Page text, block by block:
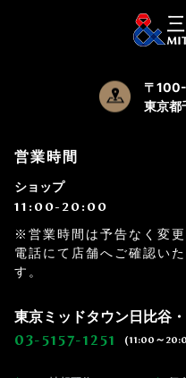
〒
東京都
営業時間
ショップ
11:00-20:00
※営業時間は予告なく変
電話にて店舗へご確認い
す。
東京ミッドタウン日比谷
03-5157-1251 (11:00～